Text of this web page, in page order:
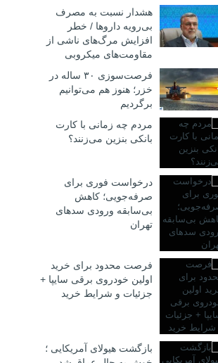
برف مسدود شد؟
پزشکیان: مصمم هستیم
شاه‌راه‌ها را بسازیم
از تردد در محورهای مواصلاتی
جنوب و جنوب شرقی کشور
اجتناب کنید
امروز اعلام شد
هشدار نسبت به مصرف
بی‌رویه داروها / خطر
افزایش مرگ‌های ناشی از
مقاومت‌های میکروبی
فرصت‌سوزی ۳۰ ساله در
خزر؛ هنوز هم می‌توانیم
برگردیم
مردم چه زمانی با کارت
بانکی بنزین می‌زنند؟
درخواست فوری برای
صرفه‌جویی؛ کاهش
بی‌سابقه ورودی سدهای
تهران
فرصت محدود برای خرید
اولین خودروی برقی سایپا +
جزئیات و شرایط خرید
بازگشت هیولای آمریکایی‌ ؛